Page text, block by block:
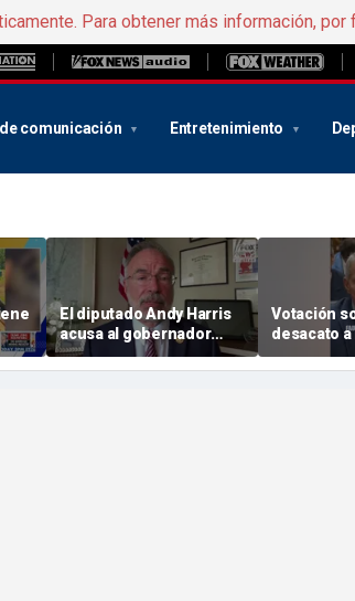
Para obtener más información, por
comunicación Entretenimiento
El diputado Andy Harris
acusa al gobernador
Wes Moore de
aprovechar la iniciativa
Votación
desacato a
se remite